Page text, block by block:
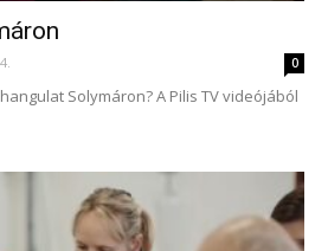
0
Solymáron? A Pilis TV videójából